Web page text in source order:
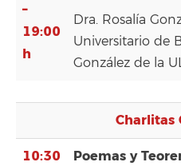
–
19:00
h
Dra. Rosalía
Universitario de
González de la
Charlitas
10:30
Poemas y